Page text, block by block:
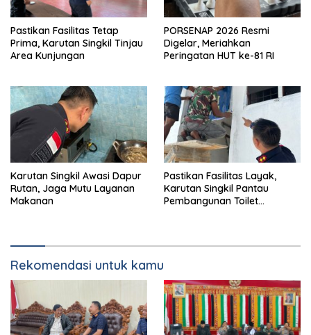
Pastikan Fasilitas Tetap
Prima, Karutan Singkil Tinjau
Area Kunjungan
PORSENAP 2026 Resmi
Digelar, Meriahkan
Peringatan HUT ke-81 RI
Karutan Singkil Awasi Dapur
Rutan, Jaga Mutu Layanan
Makanan
Pastikan Fasilitas Layak,
Karutan Singkil Pantau
Pembangunan Toilet
Rekomendasi untuk kamu